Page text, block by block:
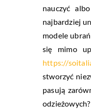
nauczyć
najbardziej
modele
się mimo
https://
stworzyć
pasują
odzieżowych?